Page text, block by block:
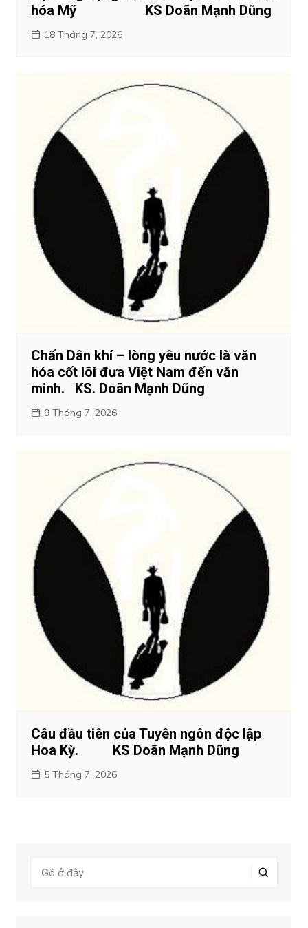
hóa Mỹ KS Doãn Mạnh Dũng
18 Tháng 7, 2026
Chấn Dân khí – lòng yêu nước là văn
hóa cốt lõi đưa Việt Nam đến văn
minh. KS. Doãn Mạnh Dũng
9 Tháng 7, 2026
Câu đầu tiên của Tuyên ngôn độc lập
Hoa Kỳ. KS Doãn Mạnh Dũng
5 Tháng 7, 2026